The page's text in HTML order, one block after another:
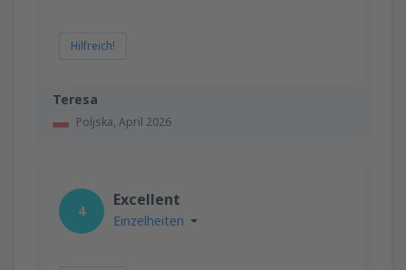
Teresa
Poljska, April 2026
Hilfreich!
4
Excellent
Einzelheiten